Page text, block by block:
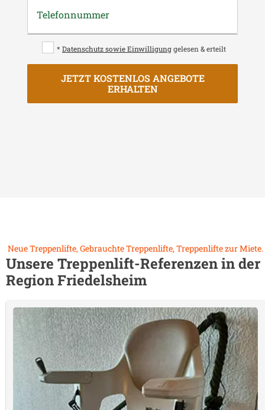
Telefonnummer
* Datenschutz sowie Einwilligung gelesen & erteilt
JETZT KOSTENLOS ANGEBOTE
ERHALTEN
Neue Treppenlifte, Gebrauchte Treppenlifte, Treppenlifte zur Miete.
Unsere Treppenlift-Referenzen in der
RegionFriedelsheim